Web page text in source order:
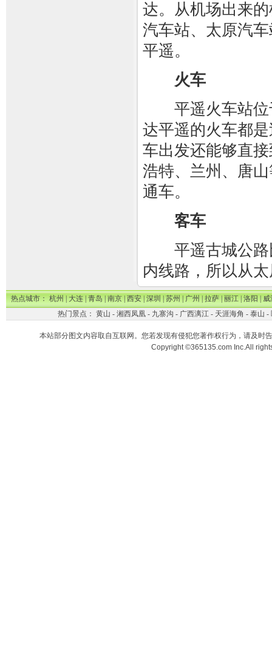
达。从机场出来
汽车站、太原汽
平遥。
火车
平遥火车站位
达平遥的火车都
车出发还能够直
浩特、兰州、唐
通车。
客车
平遥古城公路
内线路，所以从
热点城市：杭州|大连|青岛|南京|西安|深圳|苏州|广州|拉萨|丽江|洛阳|威
热门景点： 黄山 - 湘西凤凰- 九寨沟 - 广西漓江- 天涯海角 - 泰山 -
本站部分图文内容取自互联网。您若发现有侵犯您著作权行为，请及时
Copyright ©365135.com Inc.All